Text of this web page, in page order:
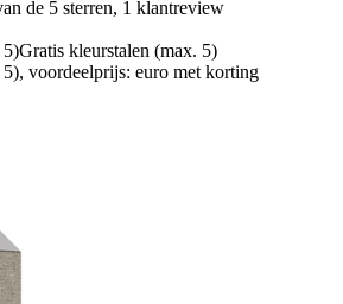
de 5 sterren, 1 klantreview
5)Gratis kleurstalen (max. 5)
voordeelprijs: euro met korting